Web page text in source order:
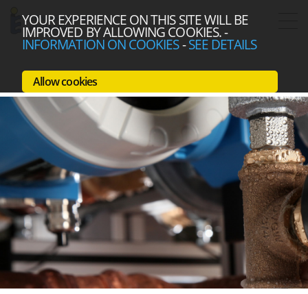
YOUR EXPERIENCE ON THIS SITE WILL BE
IMPROVED BY ALLOWING COOKIES.-
INFORMATION ON COOKIES-SEE DETAILS
Allow cookies